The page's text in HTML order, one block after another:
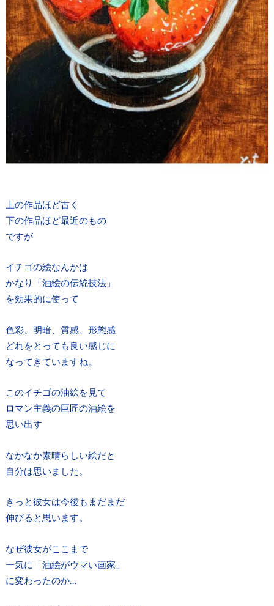
上の作品ほど古く
下の作品ほど最近のもの
ですが
イチゴの絵なんかは
かなり「油絵の伝統技法」
を効果的に使って
色彩、明暗、質感、形態感
どれをとっても良い感じに
なってきていますね。
このイチゴの油絵を見て
ロマン主義の巨匠の油絵を
思い出す
なかなか素晴らしい絵だと
自分は思いました。
きっと彼女は今後もまだまだ
伸びると思います。
なぜ彼女がここまで
一気に「油絵がウマい画家」
に変わったのか…